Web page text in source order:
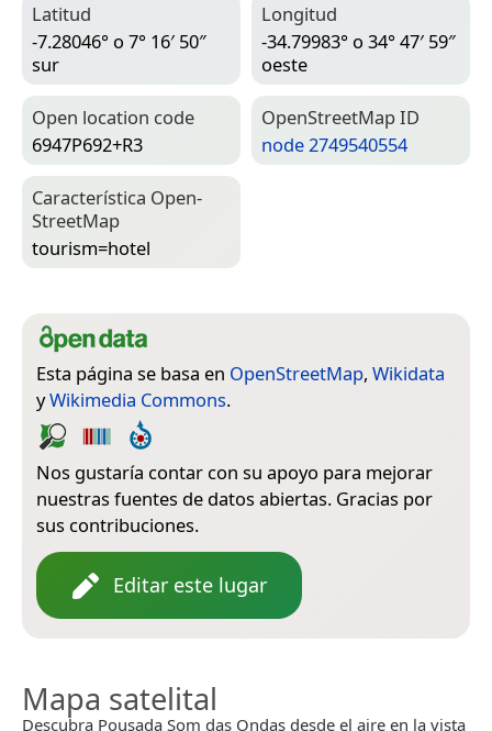
Latitud
-7.28046° o 7° 16′ 50″
sur
Longitud
-34.79983° o 34° 47′ 59″
oeste
Open location code
6947P692+R3
Open­Street­Map ID
node 2749540554
Característica Open­
Street­Map
tourism=­hotel
Esta página se basa en OpenStreetMap, Wikidata
yWikimedia Commons.
Nos gustaría contar con su apoyo para mejorar
nuestras fuentes de datos abiertas. Gracias por
sus contribuciones.
Editar este lugar
Mapa satelital
Descubra Pousada Som das Ondas desde el aire en la vista